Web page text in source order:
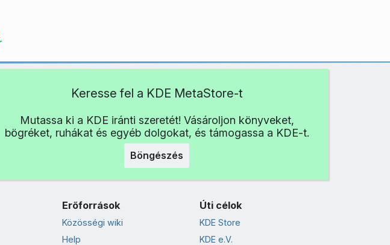
Keresse fel a KDE MetaStore-t
Mutassa ki a KDE iránti szeretét! Vásároljon könyveket,
bögréket, ruhákat és egyéb dolgokat, és támogassa a KDE-t.
Böngészés
Erőforrások
Közösségi wiki
Help
Úti célok
KDE Store
KDE e.V.